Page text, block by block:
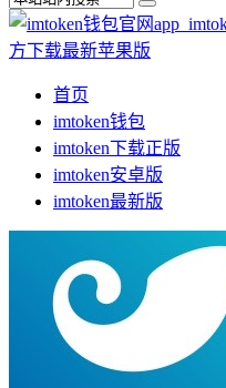
首页
imtoken钱包
imtoken下载正版
imtoken安卓版
imtoken最新版